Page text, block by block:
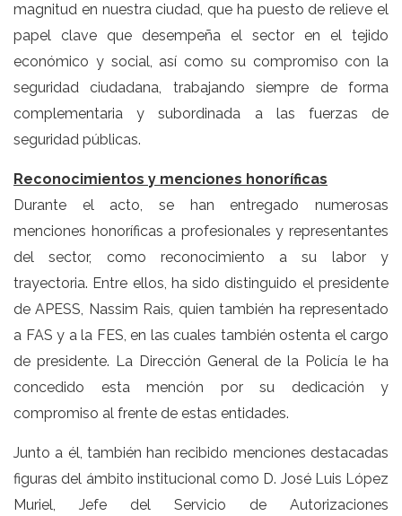
magnitud en nuestra ciudad, que ha puesto de relieve el
papel clave que desempeña el sector en el tejido
económico y social, así como su compromiso con la
seguridad ciudadana, trabajando siempre de forma
complementaria y subordinada a las fuerzas de
seguridad públicas.
Reconocimientos y menciones honoríficas
Durante el acto, se han entregado numerosas
menciones honoríficas a profesionales y representantes
del sector, como reconocimiento a su labor y
trayectoria. Entre ellos, ha sido distinguido el presidente
de APESS, Nassim Rais, quien también ha representado
a FAS y a la FES, en las cuales también ostenta el cargo
de presidente. La Dirección General de la Policía le ha
concedido esta mención por su dedicación y
compromiso al frente de estas entidades.
Junto a él, también han recibido menciones destacadas
figuras del ámbito institucional como D. José Luis López
Muriel, Jefe del Servicio de Autorizaciones